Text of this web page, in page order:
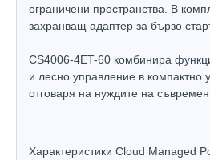
ограничени пространства. В
захранващ адаптер за бързо
CS4006-4ET-60 комбинира
и лесно управление в компактно
отговаря на нуждите на
Характеристики Cloud Managed